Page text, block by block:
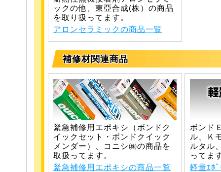
ックの他、東亞合成(株）の商品
を取り扱ってます。
アロンセラミックの商品一覧
補修材関連商品
緊急補修用エポキシ（ボンドク
イックセット・ボンドクイック
メンダー）、コニシ㈱の商品を
取扱ってます。
緊急補修用エポキシの商品一覧
ボンド
ル、Ｋ
ルタル
ってま
軽量ｴﾎ